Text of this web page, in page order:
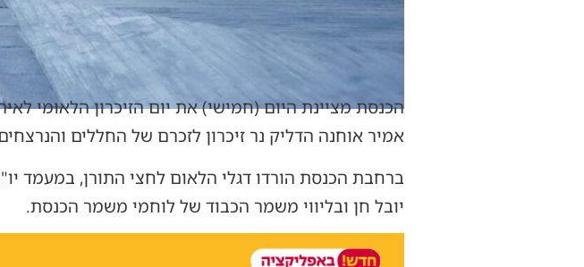
אמיר אוחנה הדליק נר זיכרון לזכרם של החללים
ברחבת הכנסת הורדו דגלי הלאום לחצי התורן, במעמד
יובל חן ובליווי משמר הכבוד של לוחמי משמר הכנסת.